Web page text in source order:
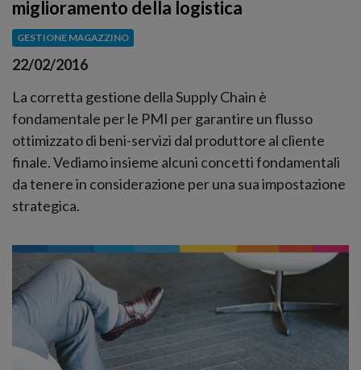
miglioramento della logistica
GESTIONE MAGAZZINO
22/02/2016
La corretta gestione della Supply Chain è
fondamentale per le PMI per garantire un flusso
ottimizzato di beni-servizi dal produttore al cliente
finale. Vediamo insieme alcuni concetti fondamentali
da tenere in considerazione per una sua impostazione
strategica.